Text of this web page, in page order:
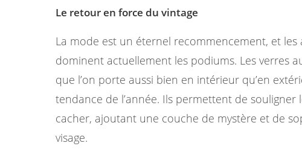
Le retour en force du vintage
La mode est un éternel recommencement, et les
dominent actuellement les podiums. Les verres
que l’on porte aussi bien en intérieur qu’en
tendance de l’année. Ils permettent de souligner
cacher, ajoutant une couche de mystère et de
visage.